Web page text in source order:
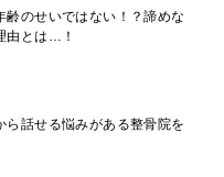
齢のせいではない！？諦めな
由とは…！
ら話せる悩みがある整骨院を